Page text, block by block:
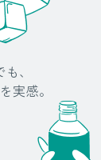
、
実感。